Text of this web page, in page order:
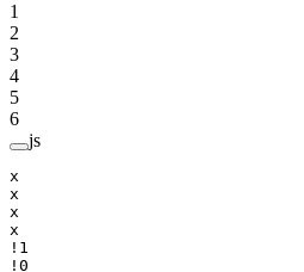
1
2
3
4
5
6
js
x
x
x
x
! 1
! 0